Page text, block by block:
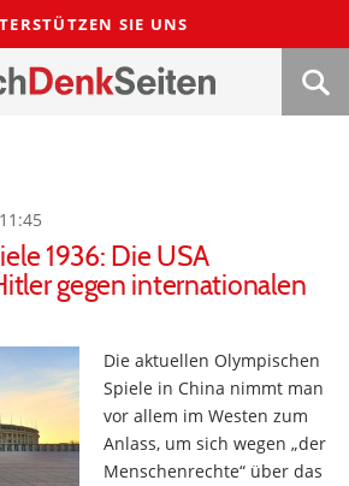
SIE UNS
1936: Die USA
gegen internationalen
Die aktuellen Olympischen
Spiele in China nimmt man
vor allem im Westen zum
Anlass, um sich wegen „der
Menschenrechte“ über das